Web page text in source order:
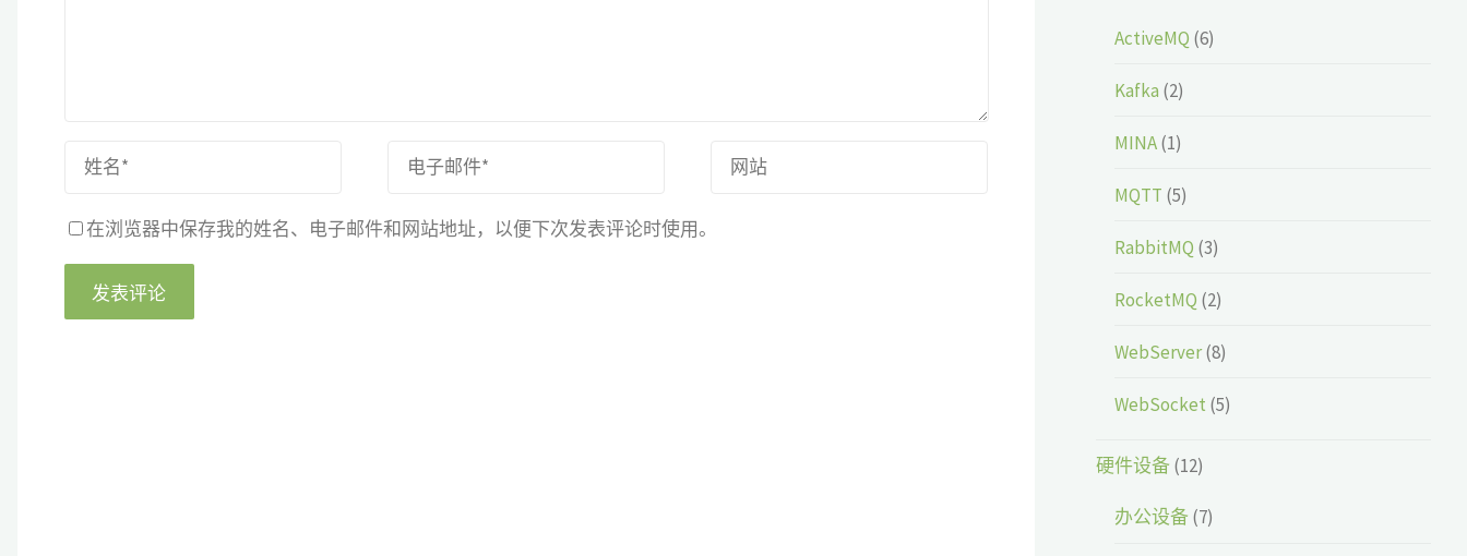
在浏览器中保存我的姓名、电子邮件和网站地址，以便下次发表评论时使用。
ActiveMQ (6)
Kafka (2)
MINA(1)
MQTT (5)
RabbitMQ (3)
RocketMQ (2)
WebServer(8)
WebSocket (5)
硬件设备 (12)
办公设备 (7)